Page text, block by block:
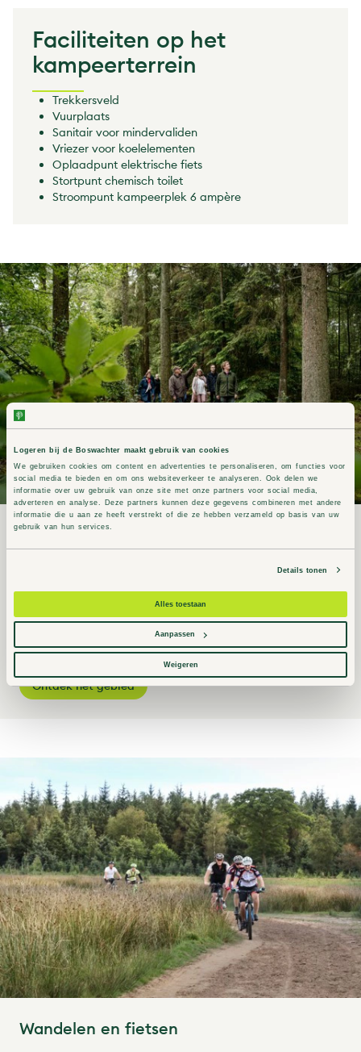
Logeren bij de Boswachter maakt gebruik van cookies
We gebruiken cookies om content en advertenties te personaliseren, om functies voor
social media te bieden en om ons websiteverkeer te analyseren. Ook delen we
informatie over uw gebruik van onze site met onze partners voor social media,
adverteren en analyse. Deze partners kunnen deze gegevens combineren met andere
informatie die u aan ze heeft verstrekt of die ze hebben verzameld op basis van uw
gebruik van hun services.
Details tonen
Alles toestaan
Aanpassen
Weigeren
Faciliteiten op het
kampeerterrein
Trekkersveld
Vuurplaats
Sanitair voor mindervaliden
Vriezer voor koelelementen
Oplaadpunt elektrische fiets
Stortpunt chemisch toilet
Stroompunt kampeerplek 6 ampère
Natuurgebied Drents-Friese Wold
Er zijn nog maar weinig plaatsen in Nederland waar je zo’n
Friese Wold. Een ideaal gebied voor natuur- en rustzoekers.
Lees hier alles over het gebied, de toegankelijkheid en
activiteiten.
Ontdek het gebied
Wandelen en fietsen